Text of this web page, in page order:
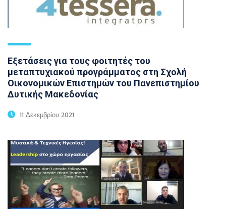
Εξετάσεις για τους φοιτητές του
μεταπτυχιακού προγράμματος στη Σχολή
Οικονομικών Επιστημών του Πανεπιστημίου
Δυτικής Μακεδονίας
11 Δεκεμβρίου 2021